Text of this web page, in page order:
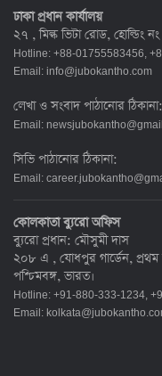
ঢাকা প্রধান কার্যালয়
২৭ , মিল্ক ভিটা রোড, হোল্ডিং
Hotline: +88-01755583456,
Email: info@jubokantho.com
লেখা ও সংবাদ পাঠানোর ঠিকানা:
Email:
সিভি পাঠানোর ঠিকানা:
Email:
কোলকাতা ব্যুরো অফিস
ব্যুরো প্রধান: মৌসুমী দাস
২০৮ এ , যোধপুর গার্ডেন,
পশ্চিমবঙ্গ, ভারত।
Hotline: +91-880-333-1234,
Email: